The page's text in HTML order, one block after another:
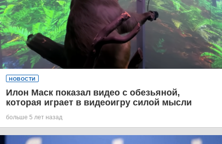
НОВОСТИ
Илон Маск показал видео с обезьяной,
которая играет в видеоигру силой мысли
больше 5 лет назад